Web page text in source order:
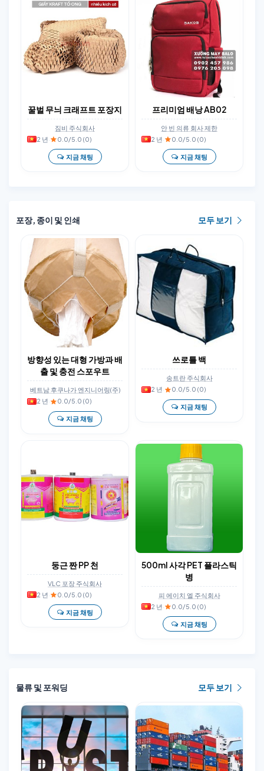
꿀벌 무늬 크래프트 포장지
짐비 주식회사
2 년· 0.0/5.0 (0)
지금 채팅
프리미엄 배낭 AB02
안 빈 의류 회사 제한
2 년· 0.0/5.0 (0)
지금 채팅
포장, 종이 및 인쇄 모두 보기
방향성 있는 대형 가방과 배
출 및 충전 스포우트
베트남 후쿠나가 엔지니어링(주)
2 년· 0.0/5.0 (0)
지금 채팅
쓰로틀 백
송트란 주식회사
2 년· 0.0/5.0 (0)
지금 채팅
둥근 짠 PP 천
VLC 포장 주식회사
2 년· 0.0/5.0 (0)
지금 채팅
500ml 사각 PET 플라스틱
병
피 에이치 엘 주식회사
2 년· 0.0/5.0 (0)
지금 채팅
물류 및 포워딩 모두 보기